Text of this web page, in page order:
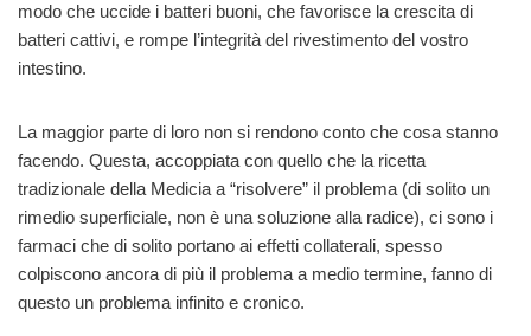
modo che uccide i batteri buoni, che favorisce la crescita di
batteri cattivi, e rompe l’integrità del rivestimento del vostro
intestino.
La maggior parte di loro non si rendono conto che cosa stanno
facendo. Questa, accoppiata con quello che la ricetta
tradizionale della Medicia a “risolvere” il problema (di solito un
rimedio superficiale, non è una soluzione alla radice), ci sono i
farmaci che di solito portano ai effetti collaterali, spesso
colpiscono ancora di più il problema a medio termine, fanno di
questo un problema infinito e cronico.